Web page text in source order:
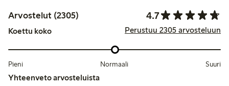
Arvostelut (2305) 4.7
Koettu koko Perustuu 2305 arvosteluun
Pieni Normaali Suuri
Yhteenveto arvosteluista